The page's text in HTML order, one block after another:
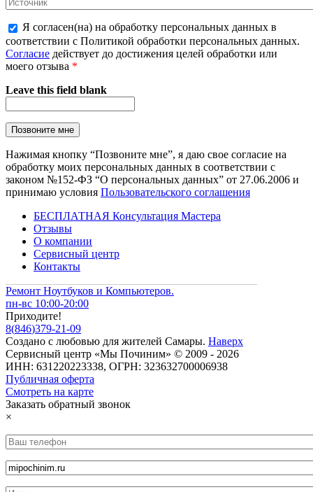
Я согласен(на) на обработку персональных данных в
соответствии с Политикой обработки персональных данных.
Согласие действует до достижения целей обработки или
моего отзыва *
Leave this field blank
Нажимая кнопку “Позвоните мне”, я даю свое согласие на
обработку моих персональных данных в соответствии с
законом №152-ФЗ “О персональных данных” от 27.06.2006 и
принимаю условия Пользовательского соглашения
БЕСПЛАТНАЯ Консультация Мастера
Отзывы
О компании
Сервисный центр
Контакты
Ремонт Ноутбуков и Компьютеров.
пн-вс 10:00-20:00
Приходите!
8(846)379-21-09
Создано с любовью для жителей Самары. Наверх
Сервисный центр «Мы Починим» © 2009 - 2026
ИНН: 631220223338, ОГРН: 323632700006938
Публичная оферта
Смотреть на карте
Заказать обратный звонок
×